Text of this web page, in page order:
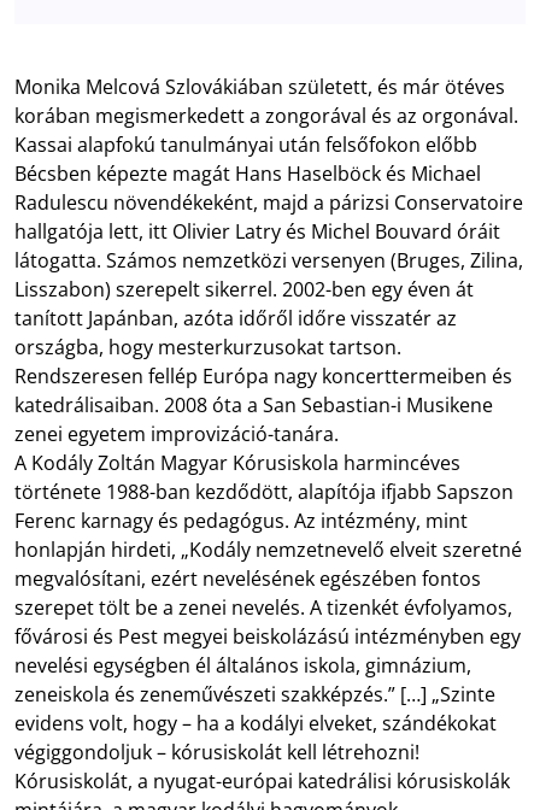
Monika Melcová Szlovákiában született, és már ötéves
korában megismerkedett a zongorával és az orgonával.
Kassai alapfokú tanulmányai után felsőfokon előbb
Bécsben képezte magát Hans Haselböck és Michael
Radulescu növendékeként, majd a párizsi Conservatoire
hallgatója lett, itt Olivier Latry és Michel Bouvard óráit
látogatta. Számos nemzetközi versenyen (Bruges, Zilina,
Lisszabon) szerepelt sikerrel. 2002-ben egy éven át
tanított Japánban, azóta időről időre visszatér az
országba, hogy mesterkurzusokat tartson.
Rendszeresen fellép Európa nagy koncerttermeiben és
katedrálisaiban. 2008 óta a San Sebastian-i Musikene
zenei egyetem improvizáció-tanára.
A Kodály Zoltán Magyar Kórusiskola harmincéves
története 1988-ban kezdődött, alapítója ifjabb Sapszon
Ferenc karnagy és pedagógus. Az intézmény, mint
honlapján hirdeti, „Kodály nemzetnevelő elveit szeretné
megvalósítani, ezért nevelésének egészében fontos
szerepet tölt be a zenei nevelés. A tizenkét évfolyamos,
fővárosi és Pest megyei beiskolázású intézményben egy
nevelési egységben él általános iskola, gimnázium,
zeneiskola és zeneművészeti szakképzés.” […] „Szinte
evidens volt, hogy – ha a kodályi elveket, szándékokat
végiggondoljuk – kórusiskolát kell létrehozni!
Kórusiskolát, a nyugat-európai katedrálisi kórusiskolák